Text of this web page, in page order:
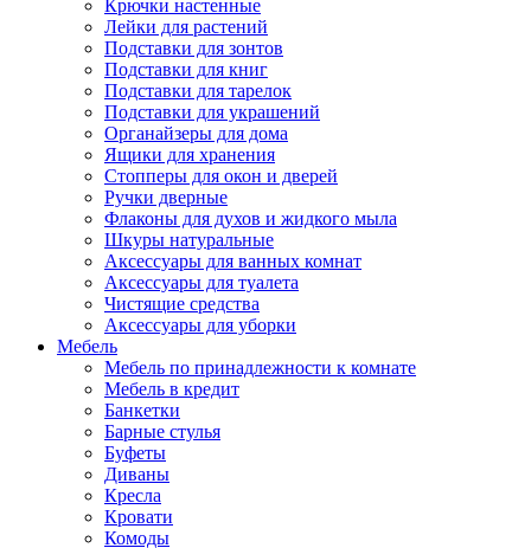
Крючки настенные
Лейки для растений
Подставки для зонтов
Подставки для книг
Подставки для тарелок
Подставки для украшений
Органайзеры для дома
Ящики для хранения
Стопперы для окон и дверей
Ручки дверные
Флаконы для духов и жидкого мыла
Шкуры натуральные
Аксессуары для ванных комнат
Аксессуары для туалета
Чистящие средства
Аксессуары для уборки
Мебель
Мебель по принадлежности к комнате
Мебель в кредит
Банкетки
Барные стулья
Буфеты
Диваны
Кресла
Кровати
Комоды